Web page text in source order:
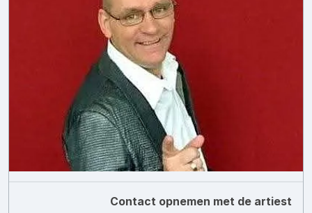
Contact opnemen met de artiest